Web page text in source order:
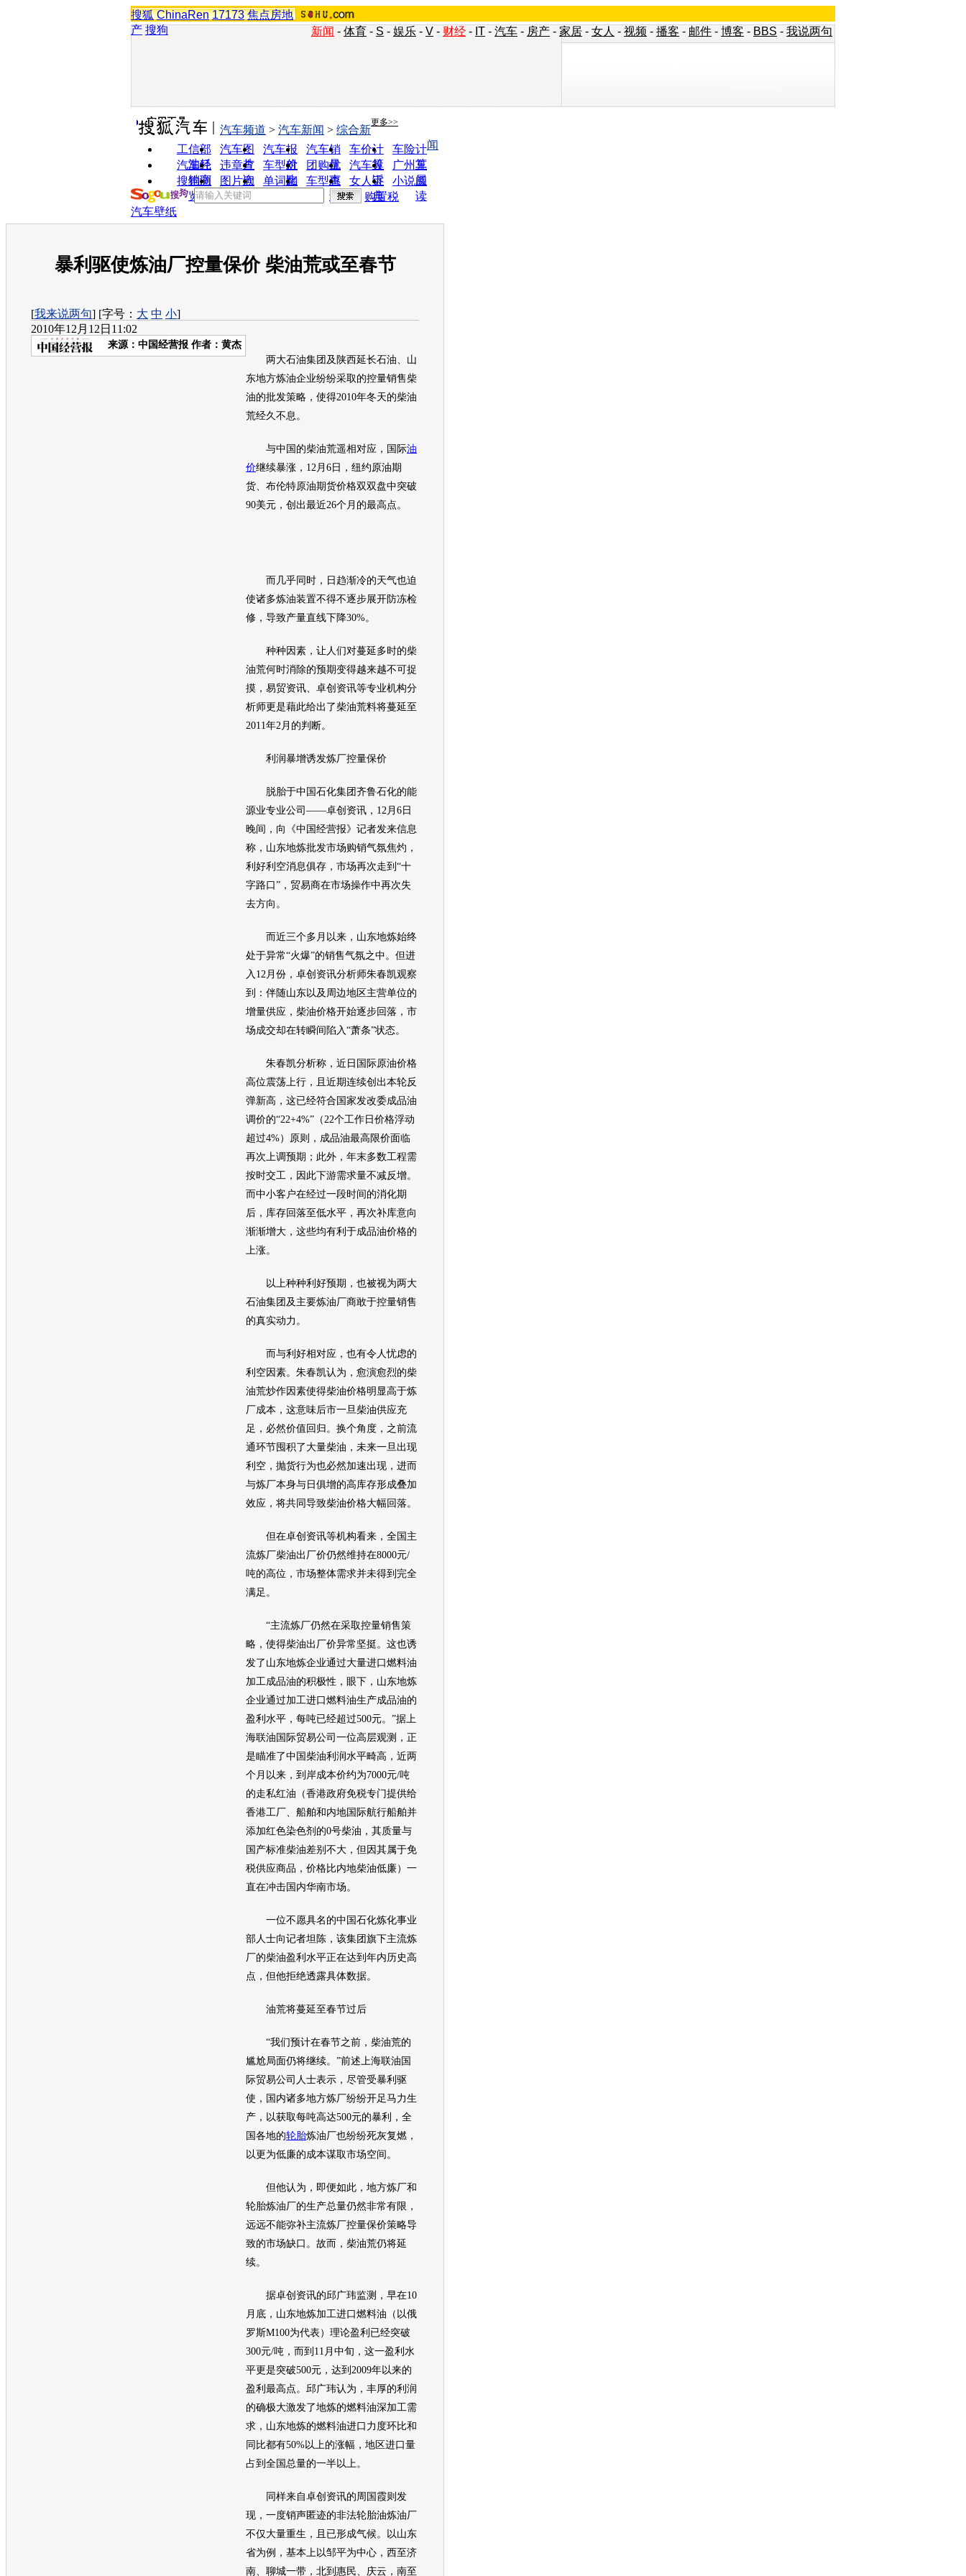
搜狐 ChinaRen 17173 焦点房地
产 搜狗 新闻 - 体育 - S - 娱乐 - V - 财经 - IT - 汽车 - 房产 - 家居 - 女人 - 视频 - 播客 - 邮件 - 博客 - BBS - 我说两句
实用工具 更多>>
工信部
油耗
汽车图
片
汽车报
价
汽车销
量
车价计
算
车险计
算
汽车经
销商
违章查
询
车型对
比
团购优
惠
汽车投
诉
广州车
展
搜狗浏
览器
图片欣
赏
单词翻
车型查
询
女人宝
典
小说阅
读
汽车频道 > 汽车新闻 > 综合新
闻
购置税
汽车壁纸
暴利驱使炼油厂控量保价 柴油荒或至春节
[我来说两句] [字号： 大 中 小]
2010年12月12日11:02
来源： 中国经营报 作者：黄杰
两大石油集团及陕西延长石油、山
东地方炼油企业纷纷采取的控量销售柴
油的批发策略，使得2010年冬天的柴油
荒经久不息。
与中国的柴油荒遥相对应，国际油
价继续暴涨，12月6日，纽约原油期
货、布伦特原油期货价格双双盘中突破
90美元，创出最近26个月的最高点。
而几乎同时，日趋渐冷的天气也迫
使诸多炼油装置不得不逐步展开防冻检
修，导致产量直线下降30%。
种种因素，让人们对蔓延多时的柴
油荒何时消除的预期变得越来越不可捉
摸，易贸资讯、卓创资讯等专业机构分
析师更是藉此给出了柴油荒料将蔓延至
2011年2月的判断。
利润暴增诱发炼厂控量保价
脱胎于中国石化集团齐鲁石化的能
源业专业公司——卓创资讯，12月6日
晚间，向《中国经营报》记者发来信息
称，山东地炼批发市场购销气氛焦灼，
利好利空消息俱存，市场再次走到“十
字路口”，贸易商在市场操作中再次失
去方向。
而近三个多月以来，山东地炼始终
处于异常“火爆”的销售气氛之中。但进
入12月份，卓创资讯分析师朱春凯观察
到：伴随山东以及周边地区主营单位的
增量供应，柴油价格开始逐步回落，市
场成交却在转瞬间陷入“萧条”状态。
朱春凯分析称，近日国际原油价格
高位震荡上行，且近期连续创出本轮反
弹新高，这已经符合国家发改委成品油
调价的“22+4%”（22个工作日价格浮动
超过4%）原则，成品油最高限价面临
再次上调预期；此外，年末多数工程需
按时交工，因此下游需求量不减反增。
而中小客户在经过一段时间的消化期
后，库存回落至低水平，再次补库意向
渐渐增大，这些均有利于成品油价格的
上涨。
以上种种利好预期，也被视为两大
石油集团及主要炼油厂商敢于控量销售
的真实动力。
而与利好相对应，也有令人忧虑的
利空因素。朱春凯认为，愈演愈烈的柴
油荒炒作因素使得柴油价格明显高于炼
厂成本，这意味后市一旦柴油供应充
足，必然价值回归。换个角度，之前流
通环节囤积了大量柴油，未来一旦出现
利空，抛货行为也必然加速出现，进而
与炼厂本身与日俱增的高库存形成叠加
效应，将共同导致柴油价格大幅回落。
但在卓创资讯等机构看来，全国主
流炼厂柴油出厂价仍然维持在8000元/
吨的高位，市场整体需求并未得到完全
满足。
“主流炼厂仍然在采取控量销售策
略，使得柴油出厂价异常坚挺。这也诱
发了山东地炼企业通过大量进口燃料油
加工成品油的积极性，眼下，山东地炼
企业通过加工进口燃料油生产成品油的
盈利水平，每吨已经超过500元。”据上
海联油国际贸易公司一位高层观测，正
是瞄准了中国柴油利润水平畸高，近两
个月以来，到岸成本价约为7000元/吨
的走私红油（香港政府免税专门提供给
香港工厂、船舶和内地国际航行船舶并
添加红色染色剂的0号柴油，其质量与
国产标准柴油差别不大，但因其属于免
税供应商品，价格比内地柴油低廉）一
直在冲击国内华南市场。
一位不愿具名的中国石化炼化事业
部人士向记者坦陈，该集团旗下主流炼
厂的柴油盈利水平正在达到年内历史高
点，但他拒绝透露具体数据。
油荒将蔓延至春节过后
“我们预计在春节之前，柴油荒的
尴尬局面仍将继续。”前述上海联油国
际贸易公司人士表示，尽管受暴利驱
使，国内诸多地方炼厂纷纷开足马力生
产，以获取每吨高达500元的暴利，全
国各地的轮胎炼油厂也纷纷死灰复燃，
以更为低廉的成本谋取市场空间。
但他认为，即便如此，地方炼厂和
轮胎炼油厂的生产总量仍然非常有限，
远远不能弥补主流炼厂控量保价策略导
致的市场缺口。故而，柴油荒仍将延
续。
据卓创资讯的邱广玮监测，早在10
月底，山东地炼加工进口燃料油（以俄
罗斯M100为代表）理论盈利已经突破
300元/吨，而到11月中旬，这一盈利水
平更是突破500元，达到2009年以来的
盈利最高点。邱广玮认为，丰厚的利润
的确极大激发了地炼的燃料油深加工需
求，山东地炼的燃料油进口力度环比和
同比都有50%以上的涨幅，地区进口量
占到全国总量的一半以上。
同样来自卓创资讯的周国霞则发
现，一度销声匿迹的非法轮胎油炼油厂
不仅大量重生，且已形成气候。以山东
省为例，基本上以邹平为中心，西至济
南、聊城一带，北到惠民、庆云，南至